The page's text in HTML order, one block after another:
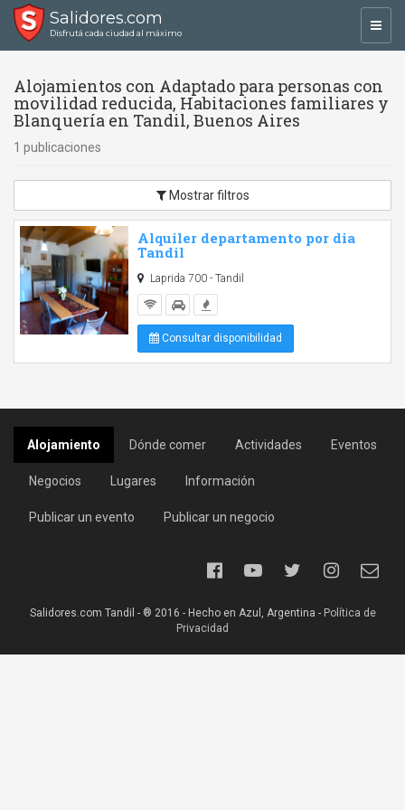
Salidores.com
Disfrutá cada ciudad al máximo
Alojamientos con Adaptado para personas con
movilidad reducida, Habitaciones familiares y
Blanquería en Tandil, Buenos Aires
1 publicaciones
Mostrar filtros
Alquiler departamento por dia
Tandil
Laprida 700 - Tandil
Consultar disponibilidad
Alojamiento Dónde comer Actividades Eventos
Negocios Lugares Información
Publicar un evento Publicar un negocio
Salidores.com Tandil - ® 2016 - Hecho en Azul, Argentina - Política de
Privacidad